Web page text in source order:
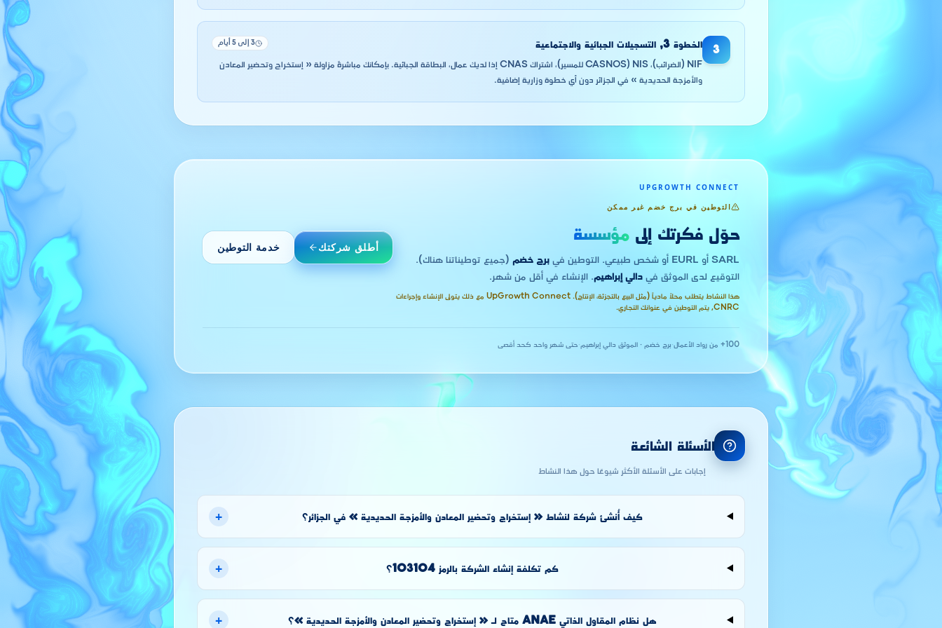
3 الخطوة 3
, التسجيلات الجبائية والاجتماعية 3 إلى 5 أيام
NIF (الضرائب)، NIS (CASNOS للمسير)، اشتراك CNAS إذا لديك عمال، البطاقة الجبائية. بإمكانك مباشرةً مزاولة « إستخراج وتحضير المعادن
والأمزجة الحديدية » في الجزائر دون أي خطوة وزارية إضافية.
UPGROWTH CONNECT
التوطين في برج خضم غير ممكن
حوّل فكرتك إلى مؤسسة
SARL أو EURL أو شخص طبيعي. التوطين في برج خضم (جميع توطيناتنا هناك).
التوقيع لدى الموثق في دالي إبراهيم. الإنشاء في أقل من شهر.
هذا النشاط يتطلب محلاً مادياً (مثل البيع بالتجزئة، الإنتاج). UpGrowth Connect مع ذلك يتولى الإنشاء وإجراءات
CNRC, يتم التوطين في عنوانك التجاري.
أطلق شركتك خدمة التوطين
100+ من رواد الأعمال · برج خضم · الموثق دالي إبراهيم · حتى شهر واحد كحد أقصى
الأسئلة الشائعة
إجابات على الأسئلة الأكثر شيوعًا حول هذا النشاط
كيف أُنشئ شركة لنشاط « إستخراج وتحضير المعادن والأمزجة الحديدية » في الجزائر؟ +
كم تكلفة إنشاء الشركة بالرمز 103104؟ +
هل نظام المقاول الذاتي ANAE متاح لـ « إستخراج وتحضير المعادن والأمزجة الحديدية »؟ +